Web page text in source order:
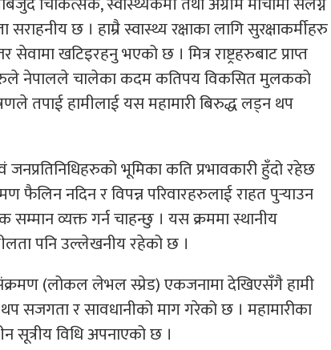
छ । हाम्रै स्वास्थ्य रक्षाका लागि सुरक्षाकर्मीहरु
सेवामा खटिइरहनु भएको छ । मित्र राष्ट्रहरुबाट प्राप्त
नेपालले चालेका कदम कतिपय विकसित मुलकको
तपाई हामीलाई यस महामारी बिरुद्ध लड्न थप
भूमिका कति प्रभावकारी हुँदो रहेछ
नदिन र विपन्न परिवारहरुलाई राहत पुर्‍याउन
सम्मान व्यक्त गर्न चाहन्छु । यस क्रममा स्थानीय
पनि उल्लेखनीय रहेको छ ।
(लोकल लेभल स्प्रेड) एकजनामा देखिएसँगै हामी
सजगता र सावधानीको माग गरेको छ । महामारीका
सूत्रीय विधि अपनाएको छ ।